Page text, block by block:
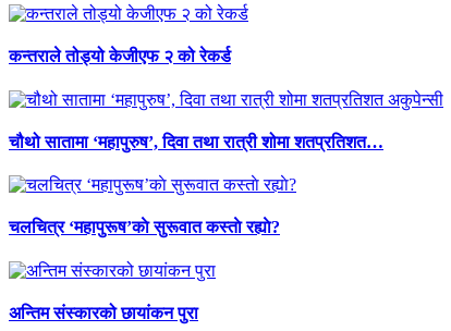
कन्तराले तोड्यो केजीएफ २ को रेकर्ड
चौथो सातामा ‘महापुरुष’, दिवा तथा रात्री शोमा शतप्रतिशत…
चलचित्र ‘महापुरूष’काे सुरूवात कस्ताे रह्याे?
अन्तिम संस्कारको छायांकन पुरा